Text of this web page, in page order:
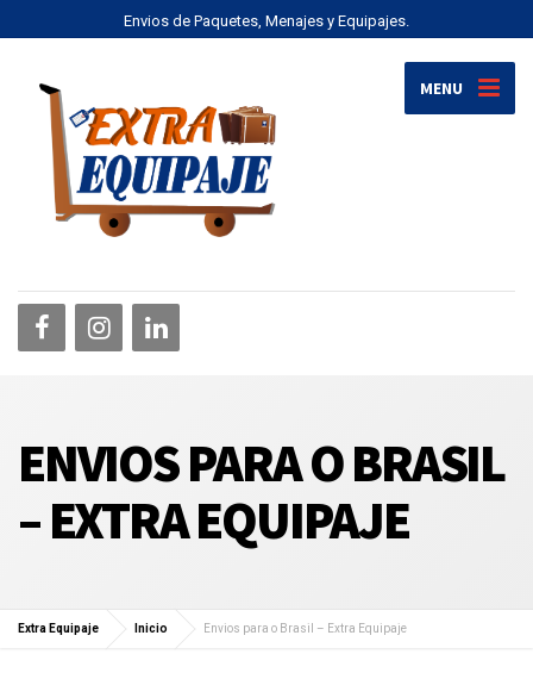
Envios de Paquetes, Menajes y Equipajes.
MENU
ENVIOS PARA O BRASIL
– EXTRA EQUIPAJE
Extra Equipaje Inicio Envios para o Brasil – Extra Equipaje